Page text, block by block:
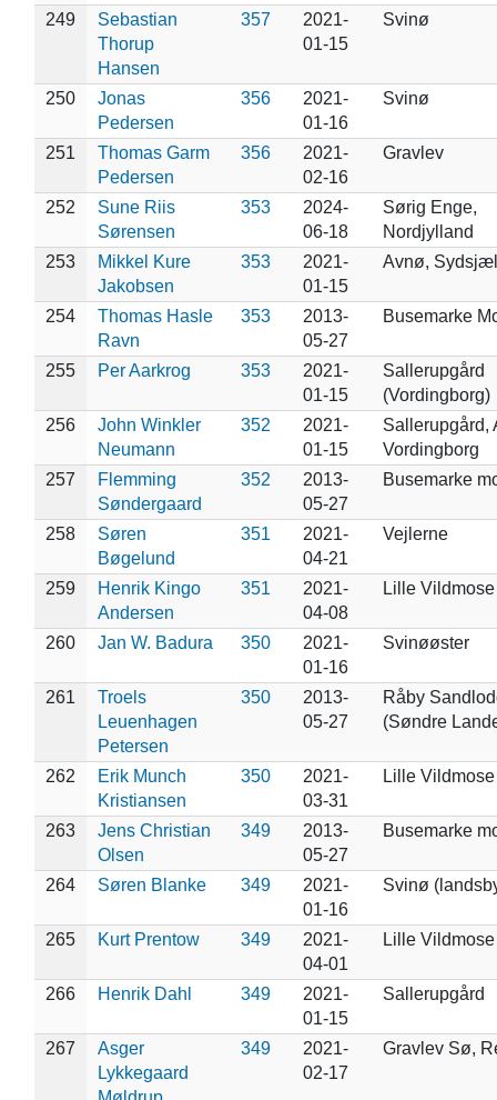
249
Sebastian
Thorup
Hansen
357
2021-
01-15
Svinø
250
Jonas
Pedersen
356
2021-
01-16
Svinø
251
Thomas Garm
Pedersen
356
2021-
02-16
Gravlev
252
Sune Riis
Sørensen
353
2024-
06-18
Sørig Enge,
Nordjylland
253
Mikkel Kure
Jakobsen
353
2021-
01-15
Avnø,
254
Thomas Hasle
Ravn
353
2013-
05-27
Busemarke
255 Per Aarkrog 353
2021-
01-15
Sallerupgård
(Vordingborg)
256
John Winkler
Neumann
352
2021-
01-15
Sallerupgård,
Vordingborg
257
Flemming
Søndergaard
352
2013-
05-27
Busemarke
258
Søren
Bøgelund
351
2021-
04-21
Vejlerne
259
Henrik Kingo
Andersen
351
2021-
04-08
Lille Vildmose
260 Jan W. Badura 350
2021-
01-16
Svinøøster
261
Troels
Leuenhagen
Petersen
350
2013-
05-27
Råby
(Søndre
262
Erik Munch
Kristiansen
350
2021-
03-31
Lille Vildmose
263
Jens Christian
Olsen
349
2013-
05-27
Busemarke
264 Søren Blanke 349
2021-
01-16
Svinø
265 Kurt Prentow 349
2021-
04-01
Lille Vildmose
266 Henrik Dahl 349
2021-
01-15
Sallerupgård
267
Asger
Lykkegaard
349
2021-
02-17
Gravlev Sø,